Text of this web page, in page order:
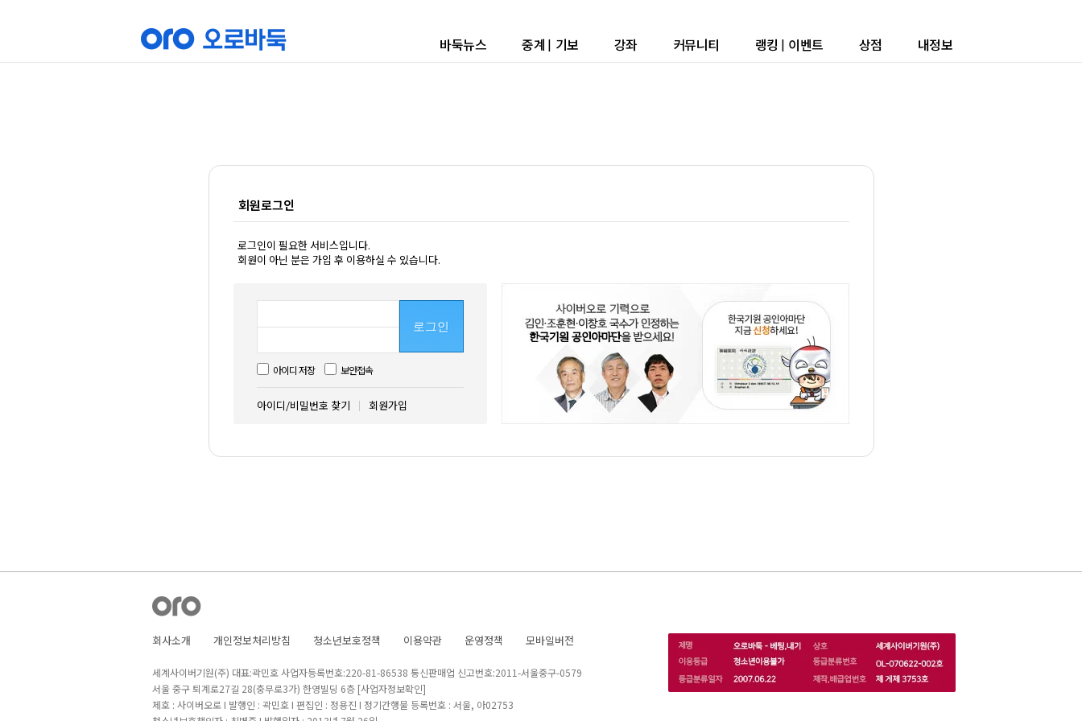
바둑뉴스 중계 | 기보 강좌 커뮤니티 랭킹 | 이벤트 상점 내정보
회원로그인
로그인이 필요한 서비스입니다.
회원이 아닌 분은 가입 후 이용하실 수 있습니다.
로그인
아이디 저장 보안접속
아이디/비밀번호 찾기 회원가입
회사소개 개인정보처리방침 청소년보호정책 이용약관 운영정책 모바일버전
세계사이버기원(주) 대표:곽민호 사업자등록번호:220-81-86538 통신판매업 신고번호:2011-서울중구-0579
서울 중구 퇴계로27길 28(충무로3가) 한영빌딩 6층 [사업자정보확인]
제호 : 사이버오로 I 발행인 : 곽민호 I 편집인 : 정용진 I 정기간행물 등록번호 : 서울, 아02753